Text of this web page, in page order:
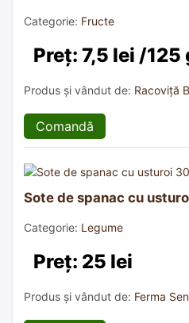
Categorie: Fructe
Preț: 7,5 lei /125
Produs și vândut de: Racoviță
Comandă
Sote de spanac cu
Categorie: Legume
Preț: 25 lei
Produs și vândut de: Ferma